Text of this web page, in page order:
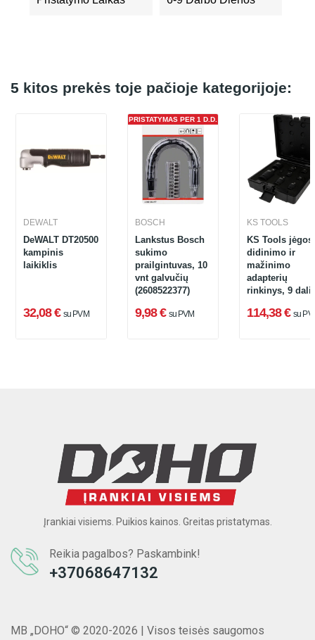
5 kitos prekės toje pačioje kategorijoje:
DEWALT
DeWALT DT20500
kampinis
laikiklis
32,08 € su PVM
PRISTATYMAS PER 1 D.D.
BOSCH
Lankstus Bosch
sukimo
prailgintuvas, 10
vnt galvučių
(2608522377)
9,98 € su PVM
KS TOOLS
KS Tools jėgos
didinimo ir
mažinimo
adapterių
rinkinys, 9
114,38 € su
Įrankiai visiems. Puikios kainos. Greitas pristatymas.
Reikia pagalbos? Paskambink!
+37068647132
MB „DOHO“ © 2020-2026 | Visos teisės saugomos